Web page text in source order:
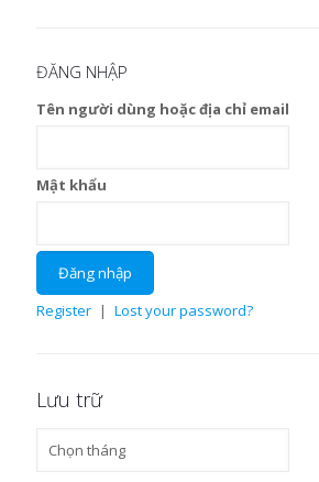
ĐĂNG NHẬP
Tên người dùng hoặc địa chỉ email
Mật khẩu
Register | Lost your password?
Lưu trữ
trữ